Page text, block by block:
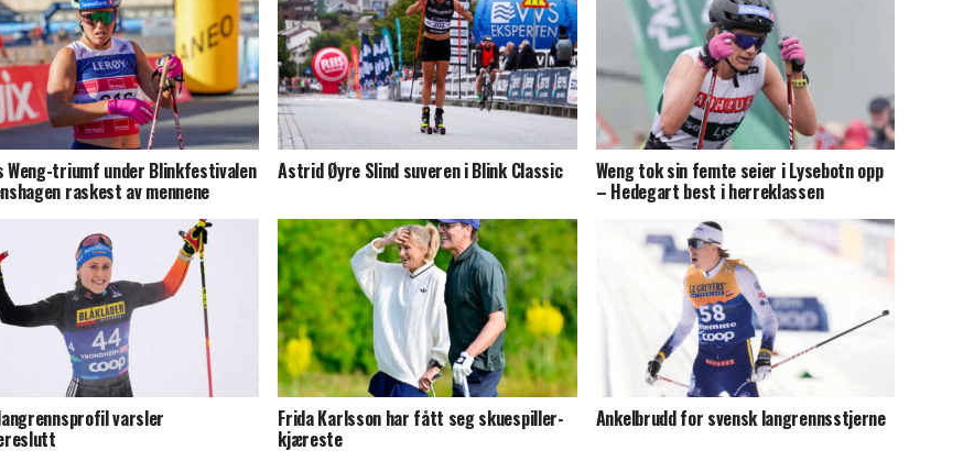
Weng-triumf under Blinkfestivalen
raskest av mennene
Astrid Øyre Slind suveren i Blink Classic Weng tok sin femte seier i Lysebotn opp
– Hedegart best i herreklassen
varsler Frida Karlsson har fått seg skuespiller-
kjæreste
Ankelbrudd for svensk langrennsstjerne